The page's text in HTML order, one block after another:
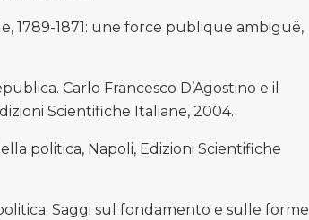
1789-1871: une force publique ambiguë,
Carlo Francesco D’Agostino e il
Scientifiche Italiane, 2004.
politica, Napoli, Edizioni Scientifiche
Saggi sul fondamento e sulle forme